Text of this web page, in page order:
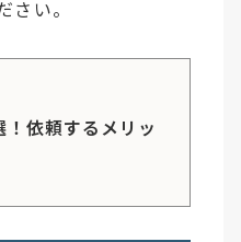
い。
依頼するメリッ